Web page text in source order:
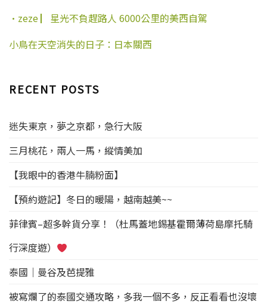
·zeze ▏星光不負趕路人 6000公里的美西自駕
小鳥在天空消失的日子：日本關西
RECENT POSTS
迷失東京，夢之京都，急行大阪
三月桃花，兩人一馬，縱情美加
【我眼中的香港牛腩粉面】
【預約遊記】冬日的暖陽，越南越美~~
菲律賓–超多幹貨分享！（杜馬蓋地錫基霍爾薄荷島摩托騎
行深度遊）
泰國｜曼谷及芭提雅
被寫爛了的泰國交通攻略，多我一個不多，反正看看也沒壞